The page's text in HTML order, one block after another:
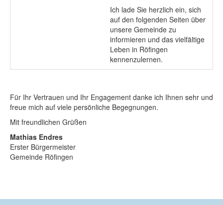
Ich lade Sie herzlich ein, sich
auf den folgenden Seiten über
unsere Gemeinde zu
informieren und das vielfältige
Leben in Röfingen
kennenzulernen.
Für Ihr Vertrauen und Ihr Engagement danke ich Ihnen sehr und
freue mich auf viele persönliche Begegnungen.
Mit freundlichen Grüßen
Mathias Endres
Erster Bürgermeister
Gemeinde Röfingen